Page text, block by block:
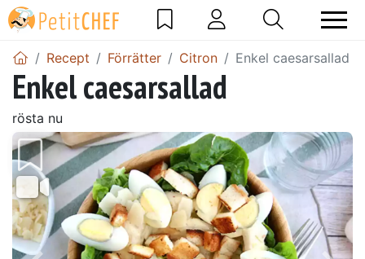
Recept Förrätter Citron Enkel caesarsallad
Enkel caesarsallad
rösta nu